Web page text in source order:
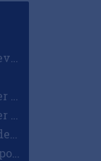
EK Retail Customer Support Omnichannel